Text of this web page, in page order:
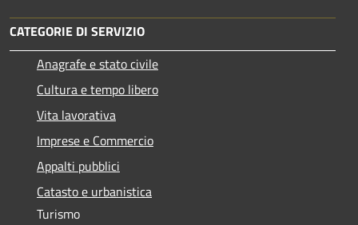
CATEGORIE DI SERVIZIO
Anagrafe e stato civile
Cultura e tempo libero
Vita lavorativa
Imprese e Commercio
Appalti pubblici
Catasto e urbanistica
Turismo